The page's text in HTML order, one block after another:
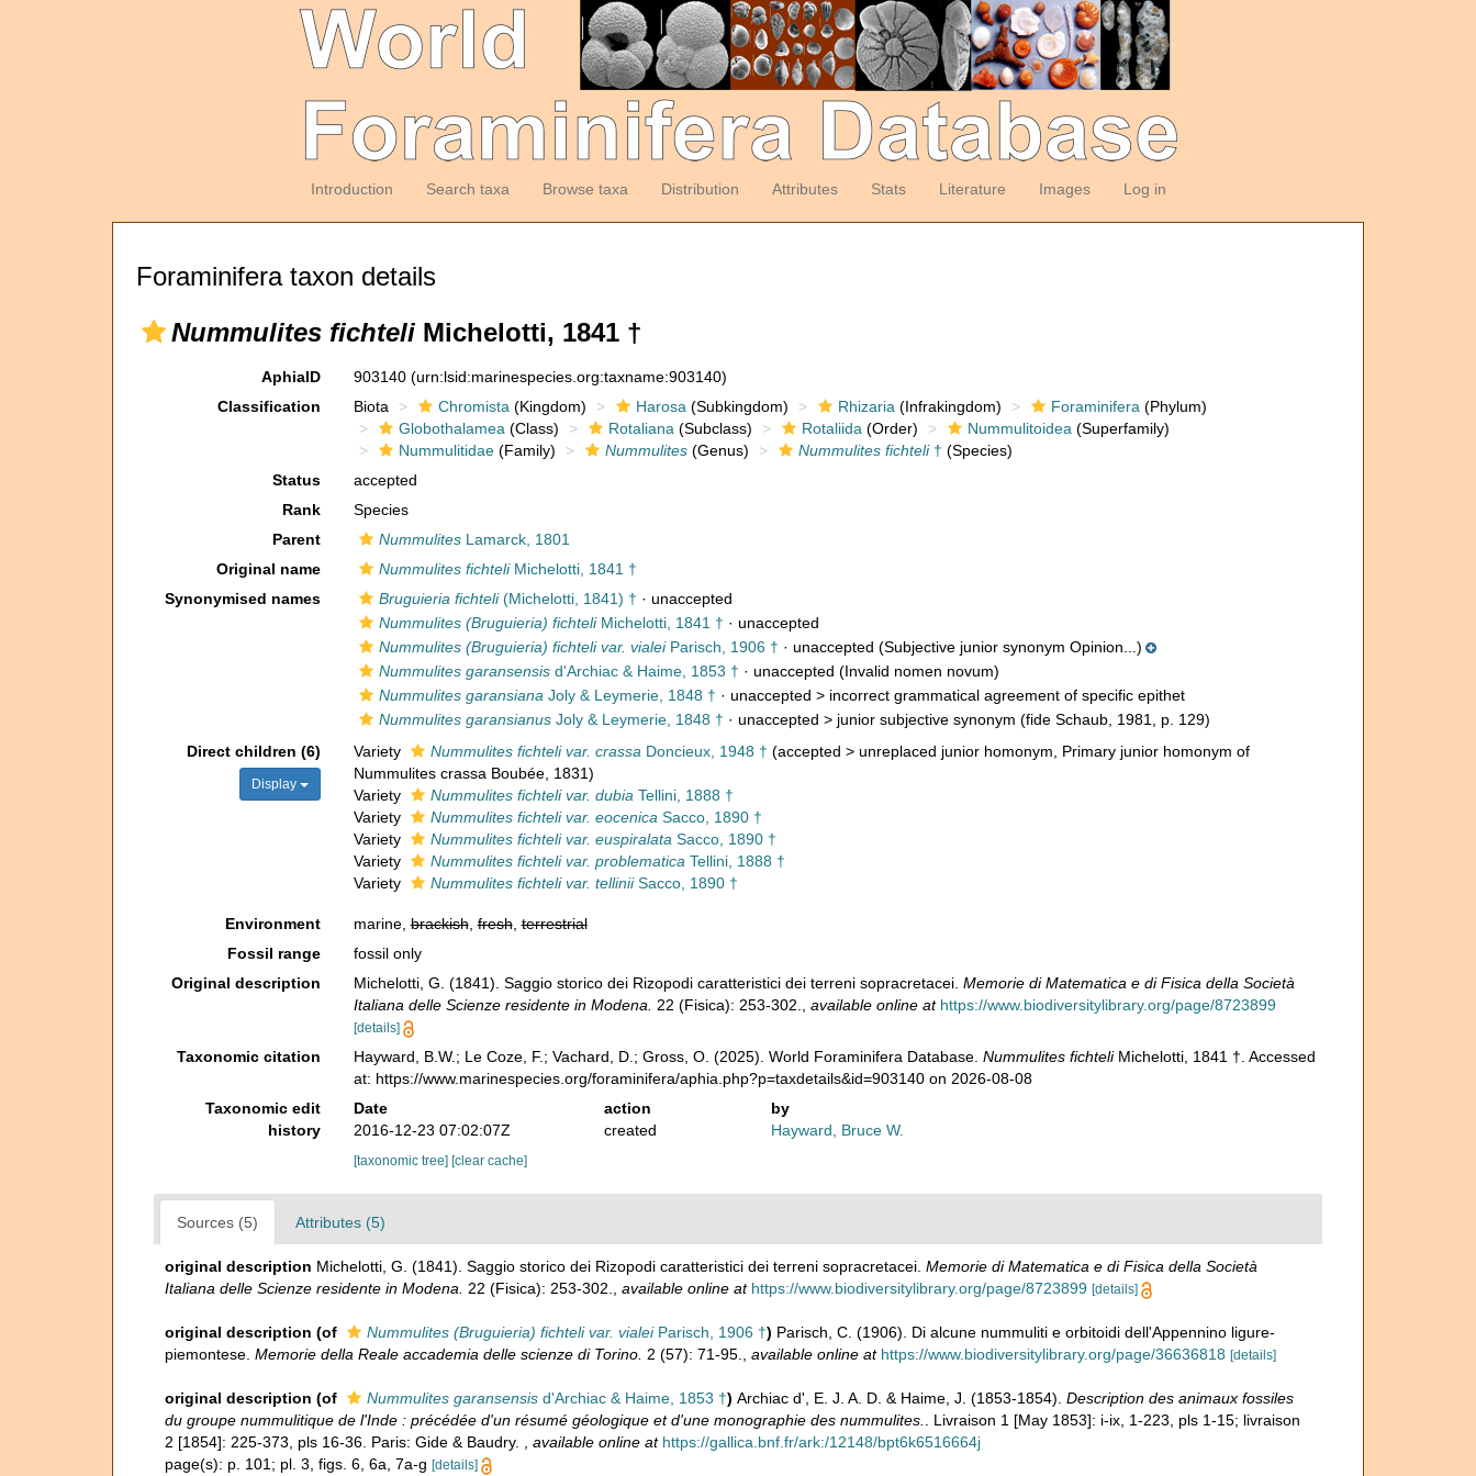
Introduction Search taxa Browse taxa Distribution Attributes Stats Literature Images Log in
Foraminifera taxon details
Nummulites fichteli Michelotti, 1841 †
AphiaID 903140 (urn:lsid:marinespecies.org:taxname:903140)
Classification
Biota Chromista (Kingdom) Harosa (Subkingdom) Rhizaria (Infrakingdom) Foraminifera (Phylum)
Globothalamea (Class) Rotaliana (Subclass) Rotaliida (Order) Nummulitoidea (Superfamily)
Nummulitidae(Family) Nummulites(Genus) Nummulites fichteli† (Species)
Status
accepted
Rank
Species
Parent
NummulitesLamarck, 1801
Original name
Nummulites fichteliMichelotti, 1841 †
Synonymised names
Bruguieria fichteli(Michelotti, 1841) † · unaccepted
Nummulites (Bruguieria) fichteliMichelotti, 1841 † · unaccepted
Nummulites (Bruguieria) fichteli var. vialeiParisch, 1906 † · unaccepted (Subjective junior synonym Opinion...)
Nummulites garansensisd'Archiac & Haime, 1853 † · unaccepted (Invalid nomen novum)
Nummulites garansiana Joly & Leymerie, 1848 † · unaccepted > incorrect grammatical agreement of specific epithet
Nummulites garansianusJoly & Leymerie, 1848 † · unaccepted > junior subjective synonym (fide Schaub, 1981, p. 129)
Direct children (6)
Display
Variety Nummulites fichteli var. crassa Doncieux, 1948 † (accepted > unreplaced junior homonym , Primary junior homonym of
Nummulites crassa Boubée, 1831)
Variety
Nummulites fichteli var. dubia Tellini, 1888 †
Variety
Nummulites fichteli var. eocenica Sacco, 1890 †
Variety
Nummulites fichteli var. euspiralata Sacco, 1890 †
Variety
Nummulites fichteli var. problematica Tellini, 1888 †
Variety
Nummulites fichteli var. telliniiSacco, 1890 †
Environment marine,brackish,fresh,terrestrial
Fossil range
fossil only
Original description
Michelotti, G. (1841). Saggio storico dei Rizopodi caratteristici dei terreni sopracretacei. Memorie di Matematica e di Fisica della Società
Italiana delle Scienze residente in Modena.
22 (Fisica): 253-302. available online at https://www.biodiversitylibrary.org/page/8723899
[details]
Taxonomic citation Hayward, B.W.; Le Coze, F.; Vachard, D.; Gross, O. (2025). World Foraminifera Database. Nummulites fichteliMichelotti, 1841 †. Accessed
at: https://www.marinespecies.org/foraminifera/aphia.php?p=taxdetails&id=903140 on 2026-08-08
Taxonomic edit
history
Date action
by
2016-12-23 07:02:07Z
created Hayward, Bruce W.
[taxonomic tree] [clear cache]
Sources (5) Attributes (5)
original description Michelotti, G. (1841). Saggio storico dei Rizopodi caratteristici dei terreni sopracretacei. Memorie di Matematica e di Fisica della Società
Italiana delle Scienze residente in Modena.
22 (Fisica): 253-302. available online at https://www.biodiversitylibrary.org/page/8723899 [details]
original description (of Nummulites (Bruguieria) fichteli var. vialeiParisch, 1906 †) Parisch, C. (1906). Di alcune nummuliti e orbitoidi dell'Appennino ligure-
piemontese. Memorie della Reale accademia delle scienze di Torino. 2 (57): 71-95. available online at https://www.biodiversitylibrary.org/page/36636818 [details]
original description (of Nummulites garansensis d'Archiac & Haime, 1853 †) Archiac d', E. J. A. D. & Haime, J. (1853-1854). Description des animaux fossiles
du groupe nummulitique de l'Inde : précédée d'un résumé géologique et d'une monographie des nummulites.
. Livraison 1 [May 1853]: i-ix, 1-223, pls 1-15; livraison
2 [1854]: 225-373, pls 16-36. Paris: Gide & Baudry.
available online at https://gallica.bnf.fr/ark:/12148/bpt6k6516664j
page(s): p. 101; pl. 3, figs. 6, 6a, 7a-g [details]